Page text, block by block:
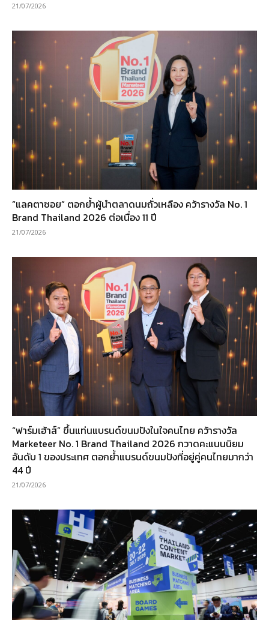
21/07/2026
“แลคตาซอย” ตอกย้ำผู้นำตลาดนมถั่วเหลือง คว้ารางวัล No. 1
Brand Thailand 2026 ต่อเนื่อง 11 ปี
21/07/2026
“ฟาร์มเฮ้าส์” ขึ้นแท่นแบรนด์ขนมปังในใจคนไทย คว้ารางวัล
Marketeer No. 1 Brand Thailand 2026 กวาดคะแนนนิยม
อันดับ 1 ของประเทศ ตอกย้ำแบรนด์ขนมปังที่อยู่คู่คนไทยมากว่า
44 ปี
21/07/2026